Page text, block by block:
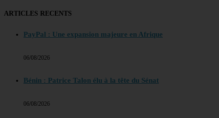
ARTICLES RECENTS
PayPal : Une expansion majeure en Afrique
06/08/2026
Bénin : Patrice Talon élu à la tête du Sénat
06/08/2026